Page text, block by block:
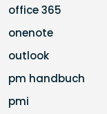
office 365
onenote
outlook
pm handbuch
pmi